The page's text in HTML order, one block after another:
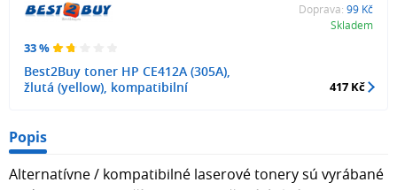
33 %
Best2Buy toner HP CE412A (305A),
žlutá (yellow), kompatibilní
Doprava: 99 Kč
Skladem
417 Kč
Popis
Alternatívne / kompatibilné laserové tonery sú vyrábané